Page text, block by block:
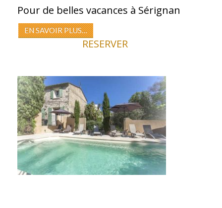
Pour de belles vacances à Sérignan
EN SAVOIR PLUS…
RESERVER